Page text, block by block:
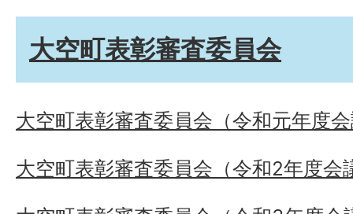
大空町表彰審査委員会
大空町表彰審査委員会（令和元年度
大空町表彰審査委員会（令和2年度会